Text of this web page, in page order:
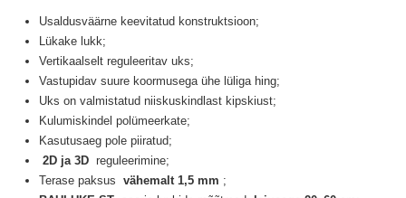
Usaldusväärne keevitatud konstruktsioon;
Lükake lukk;
Vertikaalselt reguleeritav uks;
Vastupidav suure koormusega ühe lüliga hing;
Uks on valmistatud niiskuskindlast kipskiust;
Kulumiskindel polümeerkate;
Kasutusaeg pole piiratud;
2D ja 3D reguleerimine;
Terase paksus vähemalt 1,5 mm ;